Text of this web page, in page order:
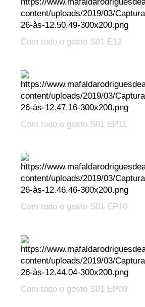
Com todo o gosto S01 E12
Com todo o gosto S01 EP11
Com todo o gosto S01 EP10
Com todo o gosto S01 EP09